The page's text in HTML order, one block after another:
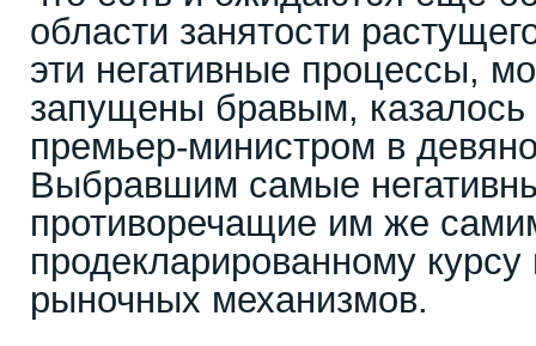
области занятости
эти негативные процессы,
запущены бравым,
премьер-министром в
Выбравшим самые
противоречащие им же
продекларированному
рыночных механизмов.